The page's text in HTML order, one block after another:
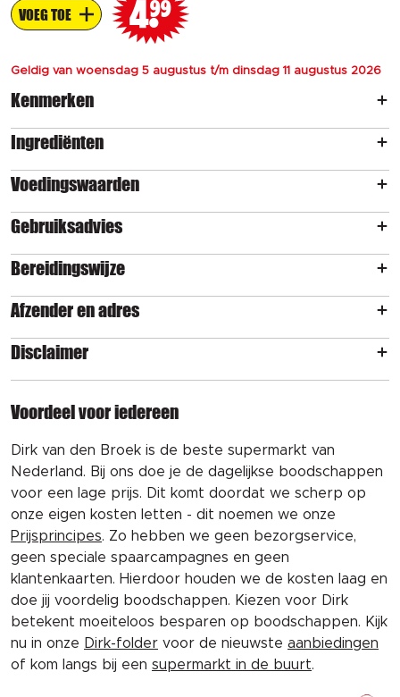
VOEG TOE 499
Geldig van woensdag 5 augustus t/m dinsdag 11 augustus 2026
Kenmerken
Ingrediënten
Voedingswaarden
Gebruiksadvies
Bereidingswijze
Afzender en adres
Disclaimer
Voordeel voor iedereen
Dirk van den Broek is de beste supermarkt van
Nederland. Bij ons doe je de dagelijkse boodschappen
voor een lage prijs. Dit komt doordat we scherp op
onze eigen kosten letten - dit noemen we onze
Prijsprincipes. Zo hebben we geen bezorgservice,
geen speciale spaarcampagnes en geen
klantenkaarten. Hierdoor houden we de kosten laag en
doe jij voordelig boodschappen. Kiezen voor Dirk
betekent moeiteloos besparen op boodschappen. Kijk
nu in onze Dirk-folder voor de nieuwste aanbiedingen
of kom langs bij een supermarkt in de buurt.